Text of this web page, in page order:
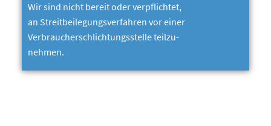
Wir sind nicht bereit oder verpflichtet,
an Streitbeilegungsverfahren vor einer
Verbraucherschlichtungsstelle teilzu-
nehmen.